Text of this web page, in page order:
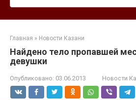
Главная » Новости Казани
Найдено тело пропавшей
девушки
Опубликовано: 03.06.2013 Новости